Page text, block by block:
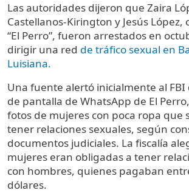
Las autoridades dijeron que Zaira
Castellanos-Kirington y Jesús López,
“El Perro”, fueron arrestados en
dirigir una red de tráfico sexual en
Luisiana.
Una fuente alertó inicialmente al FBI
de pantalla de WhatsApp de El
fotos de mujeres con poca ropa que
tener relaciones sexuales, según
documentos judiciales. La fiscalía
mujeres eran obligadas a tener
con hombres, quienes pagaban
dólares.